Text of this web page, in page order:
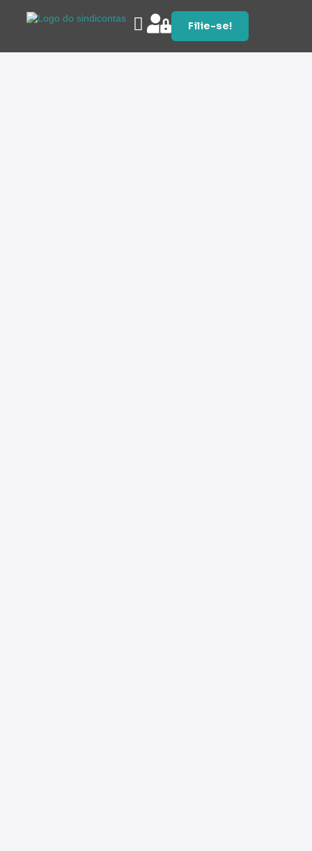
Filie-se!